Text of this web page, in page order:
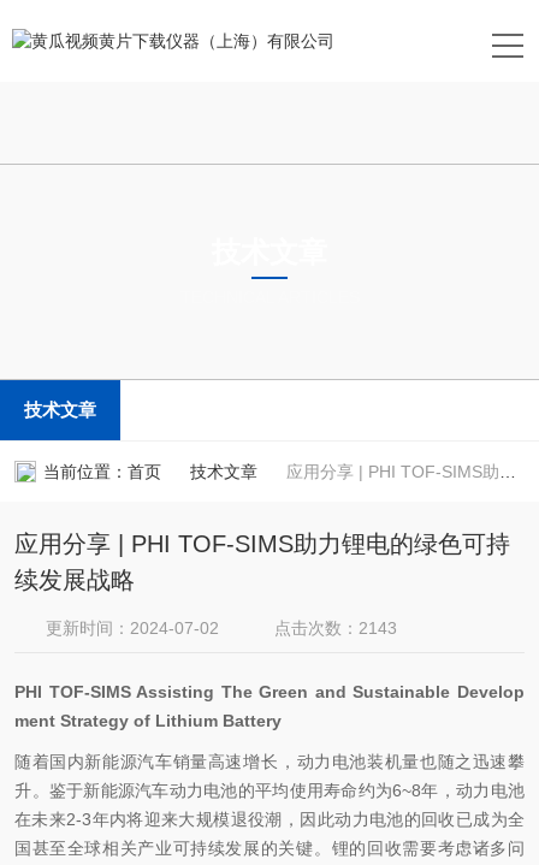
技术文章
当前位置： 首页 技术文章 应用分享 | PHI TOF-SIMS助力锂电的绿色可持续发展战略
应用分享 | PHI TOF-SIMS助力锂电的绿色可持
续发展战略
更新时间：2024-07-02 点击次数：2143
PHI TOF-SIMS Assisting The Green and Sustainable Develop
ment Strategy of Lithium Battery
随着国内新能源汽车销量高速增长，动力电池装机量也随之迅速攀
升。鉴于新能源汽车动力电池的平均使用寿命约为6~8年，动力电池
在未来2-3年内将迎来大规模退役潮，因此动力电池的回收已成为全
国甚至全球相关产业可持续发展的关键。锂的回收需要考虑诸多问